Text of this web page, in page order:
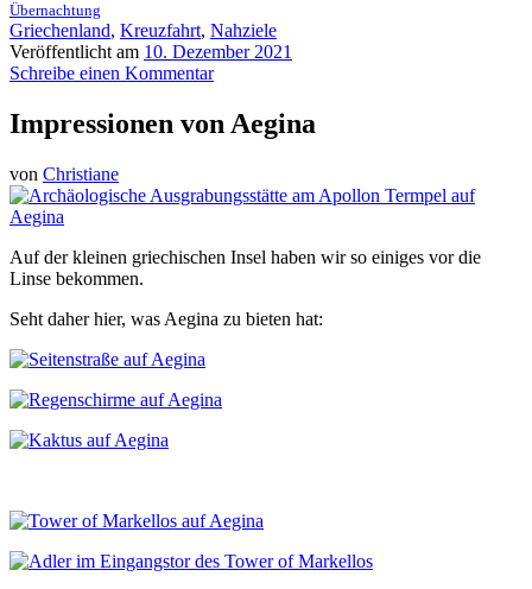
Übernachtung
Griechenland, Kreuzfahrt, Nahziele
Veröffentlicht am 10. Dezember 2021
Schreibe einen Kommentar
Impressionen von Aegina
von Christiane
Auf der kleinen griechischen Insel haben wir so einiges vor die
Linse bekommen.
Seht daher hier, was Aegina zu bieten hat: